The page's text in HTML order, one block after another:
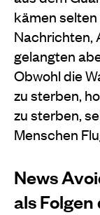
kämen
Nachrichten,
gelangten
Obwohl die
zu sterben,
zu sterben,
Menschen
News
als Folgen